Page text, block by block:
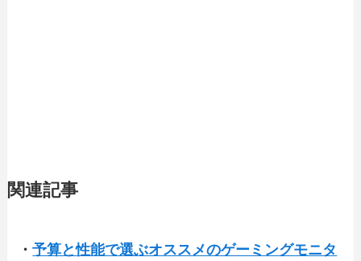
関連記事
・予算と性能で選ぶオススメのゲーミングモニタ